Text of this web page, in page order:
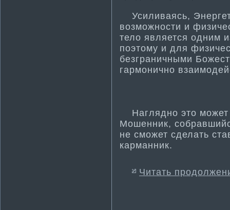
Усиливаясь,
возможности­ и
тело является одним
поэтому и для
безграничными
гармонично
Наглядно это может
Мошенник,
не сможет сделать
карма­нник.
Читать